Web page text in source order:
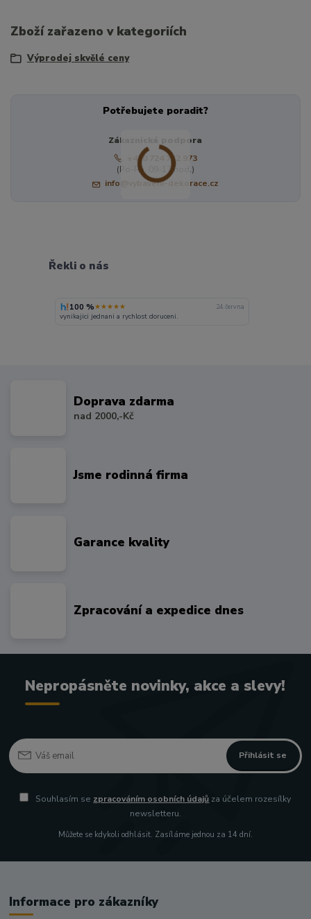
Zboží zařazeno v kategoriích
Výprodej skvělé ceny
Potřebujete poradit?
Zákaznická podpora
+420 724 722 973
(Po-Pá, 09-17 hod.)
info@vybaveni-dekorace.cz
Řekli o nás
100 %★★★★★ 24. června
vynikajici jednani a rychlost doruceni.
Doprava zdarma
nad 2000,-Kč
Jsme rodinná firma
Garance kvality
Zpracování a expedice dnes
Nepropásněte novinky, akce a slevy!
Přihlásit se
Souhlasím se zpracováním osobních údajů za účelem rozesílky
newsletteru.
Můžete se kdykoli odhlásit. Zasíláme jednou za 14 dní.
Informace pro zákazníky